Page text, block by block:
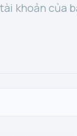
khoản của